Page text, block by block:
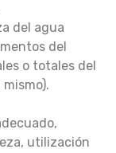
del agua
del
o totales del
utilización